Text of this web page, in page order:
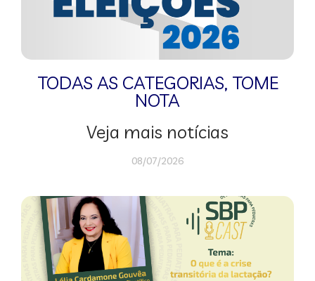
TODAS AS CATEGORIAS, TOME
NOTA
Veja mais notícias
08/07/2026